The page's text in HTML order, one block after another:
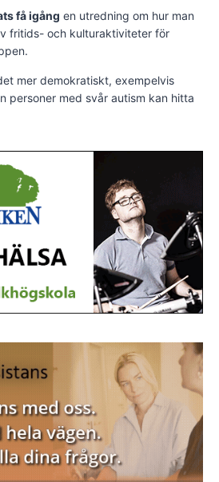
få igång en utredning om hur man
fritids- och kulturaktiviteter för
mer demokratiskt, exempelvis
personer med svår autism kan hitta